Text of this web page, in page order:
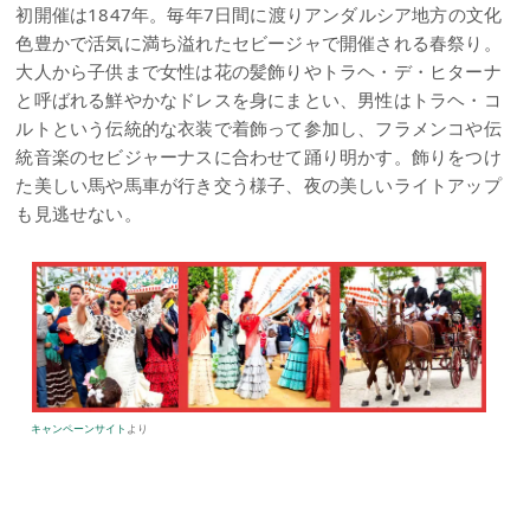
初開催は1847年。毎年7日間に渡りアンダルシア地方の文化
色豊かで活気に満ち溢れたセビージャで開催される春祭り。
大人から子供まで女性は花の髪飾りやトラヘ・デ・ヒターナ
と呼ばれる鮮やかなドレスを身にまとい、男性はトラヘ・コ
ルトという伝統的な衣装で着飾って参加し、フラメンコや伝
統音楽のセビジャーナスに合わせて踊り明かす。飾りをつけ
た美しい馬や馬車が行き交う様子、夜の美しいライトアップ
も見逃せない。
キャンペーンサイト より